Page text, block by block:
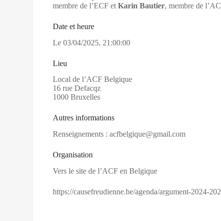
membre de l’ECF etKarin Bautier, membre de
Date et heure
Le03/04/2025, 21:00:00
Lieu
Local de l’ACF Belgique
16 rue Defacqz
1000 Bruxelles
Autres informations
Renseignements : acfbelgique@gmail.com
Organisation
Vers le site de l’ACF en Belgique
https://causefreudienne.be/agenda/argument-2024-